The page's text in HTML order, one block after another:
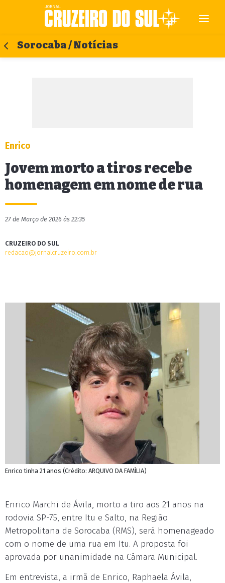
Sorocaba / Notícias
Enrico
Jovem morto a tiros recebe
homenagem em nome de rua
27 de Março de 2026 às 22:35
CRUZEIRO DO SUL
redacao@jornalcruzeiro.com.br
Enrico tinha 21 anos (Crédito: ARQUIVO DA FAMÍLIA)
Enrico Marchi de Ávila, morto a tiro aos 21 anos na
rodovia SP-75, entre Itu e Salto, na Região
Metropolitana de Sorocaba (RMS), será homenageado
com o nome de uma rua em Itu. A proposta foi
aprovada por unanimidade na Câmara Municipal.
Em entrevista, a irmã de Enrico, Raphaela Ávila,